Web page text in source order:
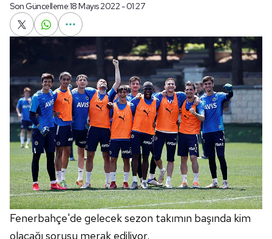
Son Güncelleme:18 Mayıs 2022 - 01:27
Fenerbahçe'de gelecek sezon takımın başında kim
olacağı sorusu merak ediliyor.